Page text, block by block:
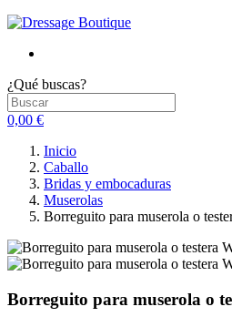
¿Qué buscas?
0,00 €
Inicio
Caballo
Bridas y embocaduras
Muserolas
Borreguito para muserola o
Borreguito para muserola o